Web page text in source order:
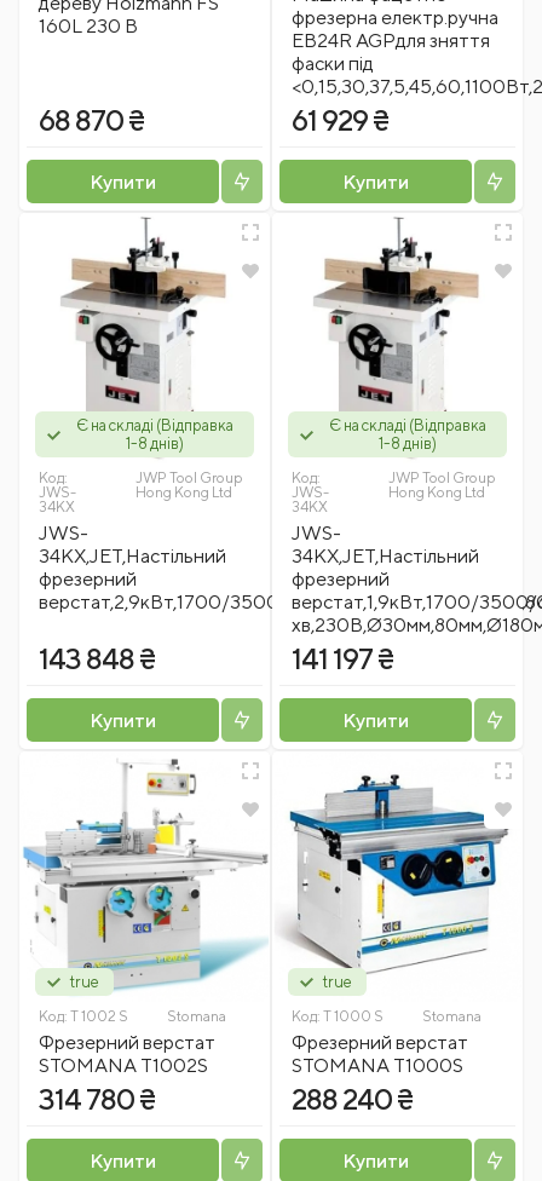
160L 230 В
68 870 ₴
Купити
фрезерна електр.ручна
EB24R AGPдля зняття
фаски під
61 929 ₴
Купити
Є на складі (Відправка
1-8 днів)
Код:
JWS-
34KX
JWP Tool Group
Hong Kong Ltd
JWS-
34KX,JET,Настільний
фрезерний
верстат,2,9кВт,1700/3500/6000/
143 848 ₴
Купити
Є на складі (Відправка
1-8 днів)
Код:
JWS-
34KX
JWP Tool Group
Hong Kong Ltd
JWS-
34KX,JET,Настільний
фрезерний
верстат,1,9кВт,1700/
141 197 ₴
Купити
true
Код: T 1002 S Stomana
Фрезерний верстат
STOMANA T1002S
314 780 ₴
Купити
true
Код: T 1000 S Stomana
Фрезерний верстат
STOMANA T1000S
288 240 ₴
Купити